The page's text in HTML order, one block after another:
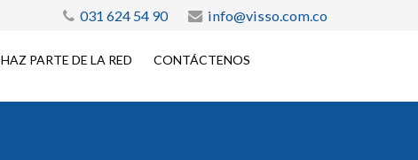
031 624 54 90 info@visso.com.co
HAZ PARTE DE LA RED CONTÁCTENOS